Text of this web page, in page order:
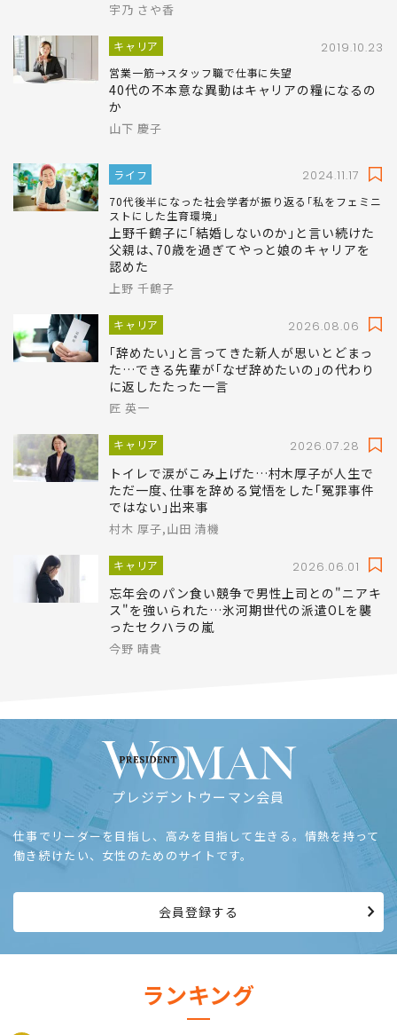
宇乃 さや香
キャリア 2019.10.23
営業一筋→スタッフ職で仕事に失望
40代の不本意な異動はキャリアの糧になるの
か
山下 慶子
ライフ 2024.11.17
70代後半になった社会学者が振り返る｢私をフェミニ
ストにした生育環境｣
上野千鶴子に｢結婚しないのか｣と言い続けた
父親は､70歳を過ぎてやっと娘のキャリアを
認めた
上野 千鶴子
キャリア 2026.08.06
｢辞めたい｣と言ってきた新人が思いとどまっ
た…できる先輩が｢なぜ辞めたいの｣の代わり
に返したたった一言
匠 英一
キャリア 2026.07.28
トイレで涙がこみ上げた…村木厚子が人生で
ただ一度､仕事を辞める覚悟をした｢冤罪事件
ではない｣出来事
村木 厚子,山田 清機
キャリア 2026.06.01
忘年会のパン食い競争で男性上司との"ニアキ
ス"を強いられた…氷河期世代の派遣OLを襲
ったセクハラの嵐
今野 晴貴
プレジデントウーマン会員
仕事でリーダーを目指し、高みを目指して生きる。情熱を持って
働き続けたい、女性のためのサイトです。
会員登録する
ランキング